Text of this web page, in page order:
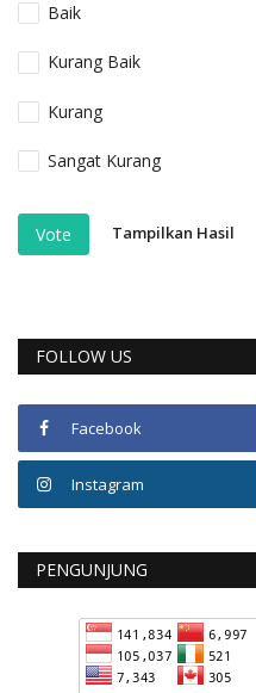
Baik
Kurang Baik
Kurang
Sangat Kurang
Vote Tampilkan Hasil
FOLLOW US
Facebook
Instagram
PENGUNJUNG